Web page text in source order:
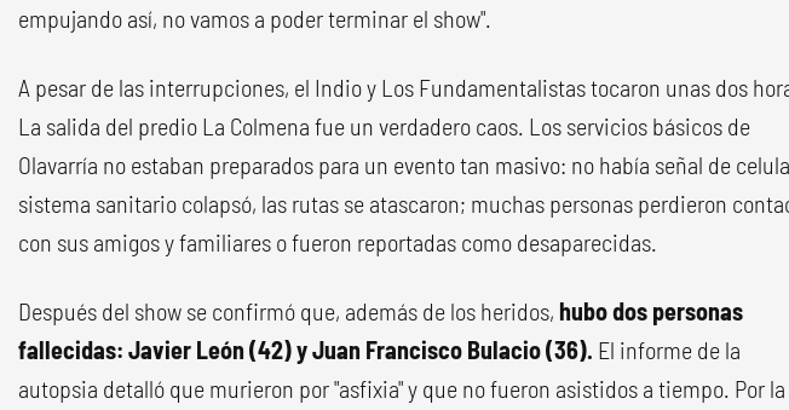
empujando así, no vamos a poder terminar el show".
A pesar de las interrupciones, el Indio y Los Fundamentalistas tocaron unas dos
La salida del predio La Colmena fue un verdadero caos. Los servicios básicos de
Olavarría no estaban preparados para un evento tan masivo: no había señal de
sistema sanitario colapsó, las rutas se atascaron; muchas personas perdieron
con sus amigos y familiares o fueron reportadas como desaparecidas.
Después del show se confirmó que, además de los heridos, hubo dos personas
fallecidas: Javier León (42) y Juan Francisco Bulacio (36). El informe de la
autopsia detalló que murieron por "asfixia" y que no fueron asistidos a tiempo. Por la